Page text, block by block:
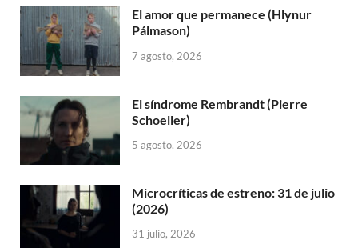
El amor que permanece (Hlynur
Pálmason)
7 agosto, 2026
El síndrome Rembrandt (Pierre
Schoeller)
5 agosto, 2026
Microcríticas de estreno: 31 de julio
(2026)
31 julio, 2026